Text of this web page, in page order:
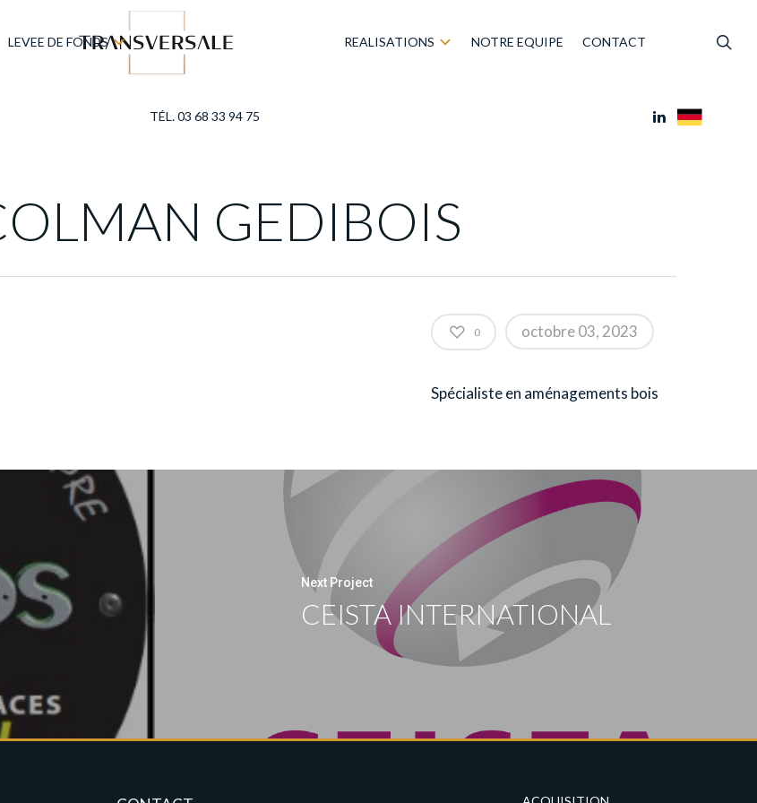
LEVEE DE FONDS REALISATIONS NOTRE EQUIPE CONTACT
TÉL. 03 68 33 94 75
GEDIBOIS
0 octobre 03, 2023
Spécialiste en aménagements bois
Next Project
CEISTA INTERNATIONAL